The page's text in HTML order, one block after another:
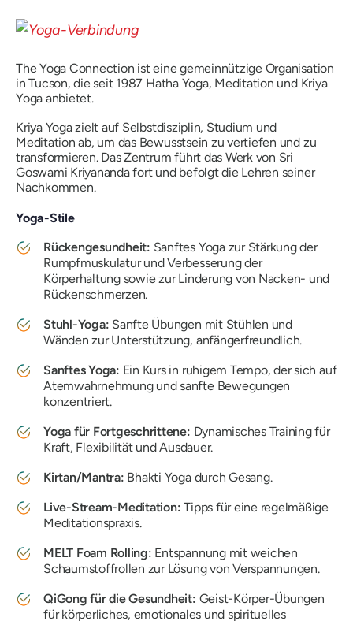
The Yoga Connection ist eine gemeinnützige Organisation
in Tucson, die seit 1987 Hatha Yoga, Meditation und Kriya
Yoga anbietet.
Kriya Yoga zielt auf Selbstdisziplin, Studium und
Meditation ab, um das Bewusstsein zu vertiefen und zu
transformieren. Das Zentrum führt das Werk von Sri
Goswami Kriyananda fort und befolgt die Lehren seiner
Nachkommen.
Yoga-Stile
Rückengesundheit: Sanftes Yoga zur Stärkung der
Rumpfmuskulatur und Verbesserung der
Körperhaltung sowie zur Linderung von Nacken- und
Rückenschmerzen.
Stuhl-Yoga: Sanfte Übungen mit Stühlen und
Wänden zur Unterstützung, anfängerfreundlich.
Sanftes Yoga: Ein Kurs in ruhigem Tempo, der sich auf
Atemwahrnehmung und sanfte Bewegungen
konzentriert.
Yoga für Fortgeschrittene: Dynamisches Training für
Kraft, Flexibilität und Ausdauer.
Kirtan/Mantra: Bhakti Yoga durch Gesang.
Live-Stream-Meditation: Tipps für eine regelmäßige
Meditationspraxis.
MELT Foam Rolling: Entspannung mit weichen
Schaumstoffrollen zur Lösung von Verspannungen.
QiGong für die Gesundheit: Geist-Körper-Übungen
für körperliches, emotionales und spirituelles